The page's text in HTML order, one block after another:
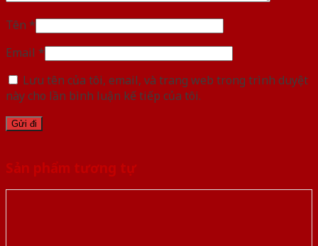
Tên *
Email *
Lưu tên của tôi, email, và trang web trong trình duyệt
này cho lần bình luận kế tiếp của tôi.
Sản phẩm tương tự